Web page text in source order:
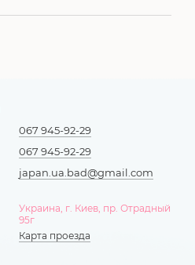
067 945-92-29
067 945-92-29
japan.ua.bad@gmail.com
Украина, г. Киев, пр. Отрадный
95г
Карта проезда